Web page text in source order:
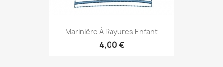
Marinière À Rayures Enfant
4,00 €